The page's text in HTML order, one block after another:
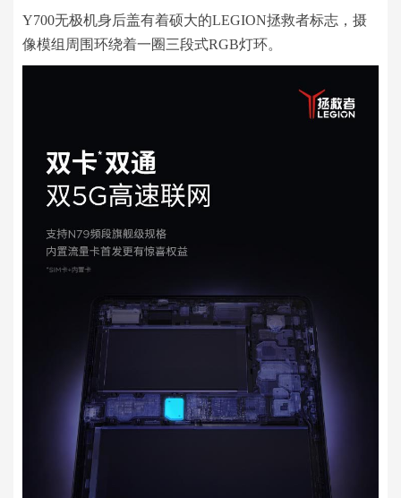
Y700无极机身后盖有着硕大的LEGION拯救者标志，摄
像模组周围环绕着一圈三段式RGB灯环。